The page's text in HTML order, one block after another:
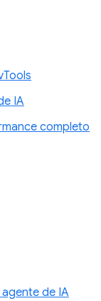
IA
completo
de IA